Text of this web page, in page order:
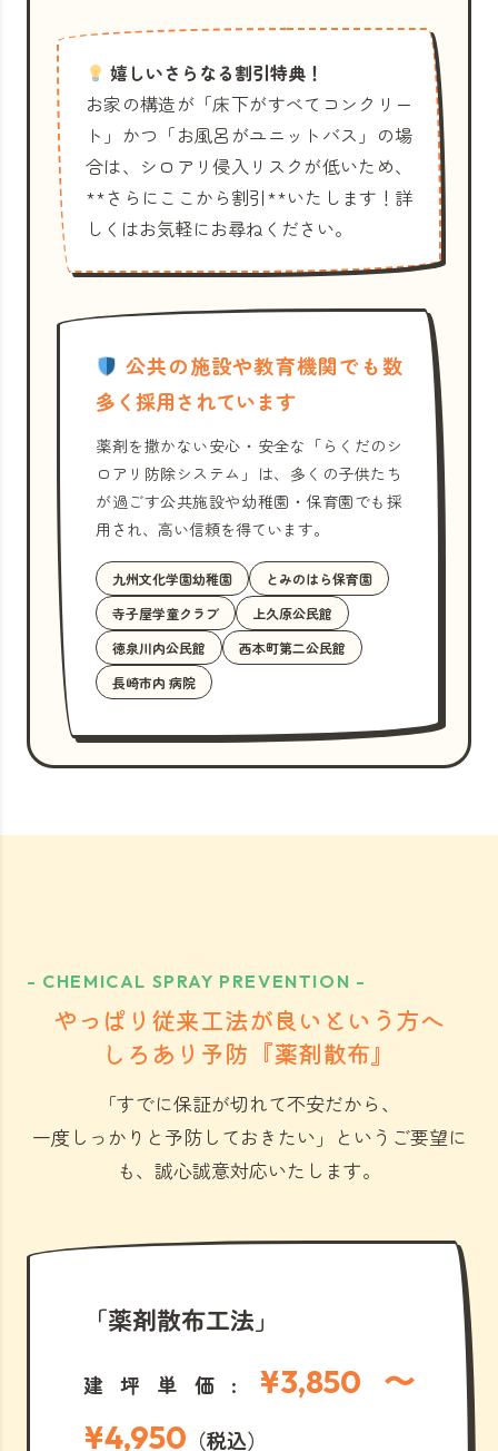
嬉しいさらなる割引特典！
お家の構造が「床下がすべてコンクリー
ト」かつ「お風呂がユニットバス」の場
合は、シロアリ侵入リスクが低いため、
**さらにここから割引**いたします！詳
しくはお気軽にお尋ねください。
公共の施設や教育機関でも数
多く採用されています
薬剤を撒かない安心・安全な「らくだのシ
ロアリ防除システム」は、多くの子供たち
が過ごす公共施設や幼稚園・保育園でも採
用され、高い信頼を得ています。
九州文化学園幼稚園
とみのはら保育園
寺子屋学童クラブ
上久原公民館
徳泉川内公民館
西本町第二公民館
長崎市内 病院
- CHEMICAL SPRAY PREVENTION -
やっぱり従来工法が良いという方へ
しろあり予防『薬剤散布』
「すでに保証が切れて不安だから、
一度しっかりと予防しておきたい」 というご要望に
も、誠心誠意対応いたします。
「薬剤散布工法」
建坪単価: ¥3,850 〜
¥4,950 （税込）